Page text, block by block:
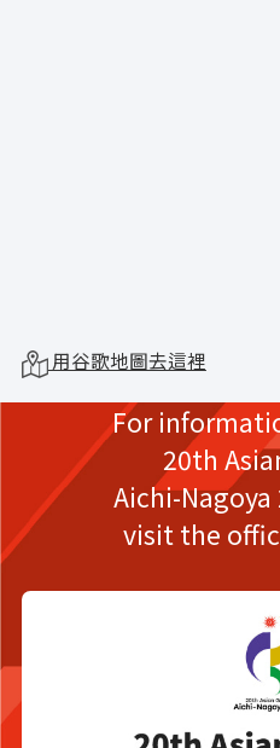
用谷歌地圖去這裡
For
20th
Aichi-Nagoya
visit the